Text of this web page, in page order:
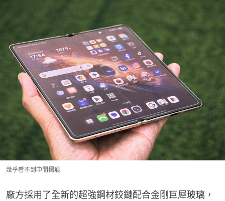
幾乎看不到中間摺痕
廠方採用了全新的超強鋼材鉸鏈配合金剛巨犀玻璃，